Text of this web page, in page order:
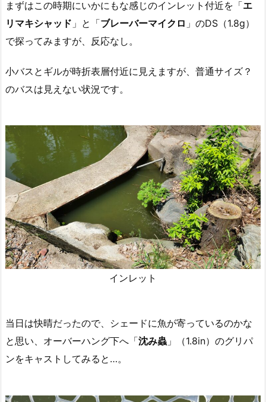
まずはこの時期にいかにもな感じのインレット付近を「エ
リマキシャッド 」と「ブレーバーマイクロ 」のDS（1.8g）
で探ってみますが、反応なし。
小バスとギルが時折表層付近に見えますが、普通サイズ？
のバスは見えない状況です。
インレット
当日は快晴だったので、シェードに魚が寄っているのかな
と思い、オーバーハング下へ「沈み蟲 」（1.8in）のグリパ
ンをキャストしてみると…。